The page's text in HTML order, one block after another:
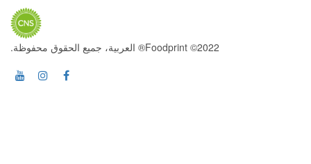
2022© Foodprint® العربية، جميع الحقوق محفوظة.